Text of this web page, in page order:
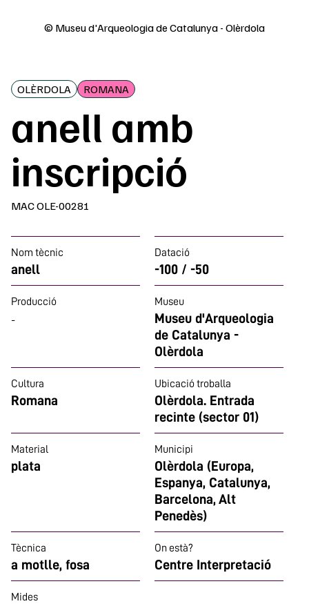
© Museu d'Arqueologia de Catalunya - Olèrdola
OLÈRDOLA ROMANA
anell amb
inscripció
MAC OLE-00281
Nom tècnic
anell
Datació
-100 / -50
Producció
-
Museu
Museu d'Arqueologia
de Catalunya -
Olèrdola
Cultura
Romana
Ubicació troballa
Olèrdola. Entrada
recinte (sector 01)
Material
plata
Municipi
Olèrdola (Europa,
Espanya, Catalunya,
Barcelona, Alt
Penedès)
Tècnica
a motlle, fosa
On està?
Centre Interpretació
Mides